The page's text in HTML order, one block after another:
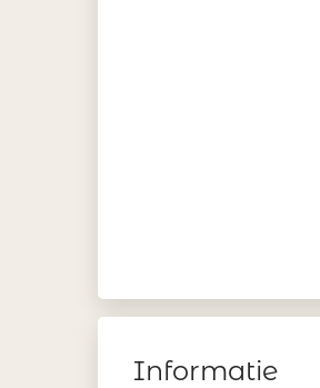
Informatie